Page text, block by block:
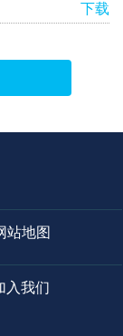
下载
站地图
入我们